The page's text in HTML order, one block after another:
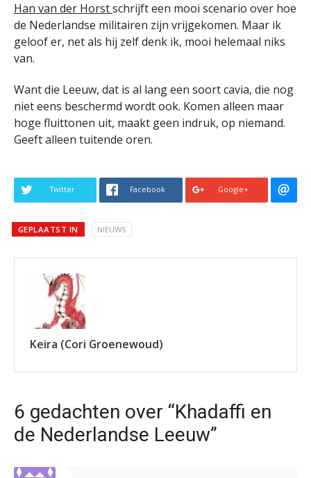
Han van der Horstschrijft een mooi scenario over hoe
de Nederlandse militairen zijn vrijgekomen. Maar ik
geloof er, net als hij zelf denk ik, mooi helemaal niks
van.
Want die Leeuw, dat is al lang een soort cavia, die nog
niet eens beschermd wordt ook. Komen alleen maar
hoge fluittonen uit, maakt geen indruk, op niemand.
Geeft alleen tuitende oren.
Twitter Facebook Google+
GEPLAATST IN NIEUWS
Keira (Cori Groenewoud)
6 gedachten over “Khadaffi en
de Nederlandse Leeuw”